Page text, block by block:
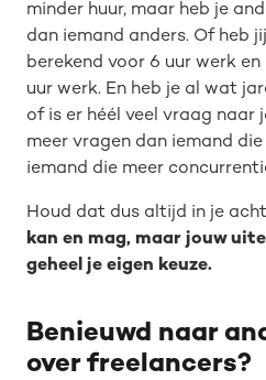
minder huur, maar heb je
dan iemand anders. Of heb
berekend voor 6 uur werk
uur werk. En heb je al wat
of is er héél veel vraag naar
meer vragen dan iemand
iemand die meer
Houd dat dus altijd in je
kan en mag, maar jouw
geheel je eigen keuze.
Benieuwd naar
over freelancers?